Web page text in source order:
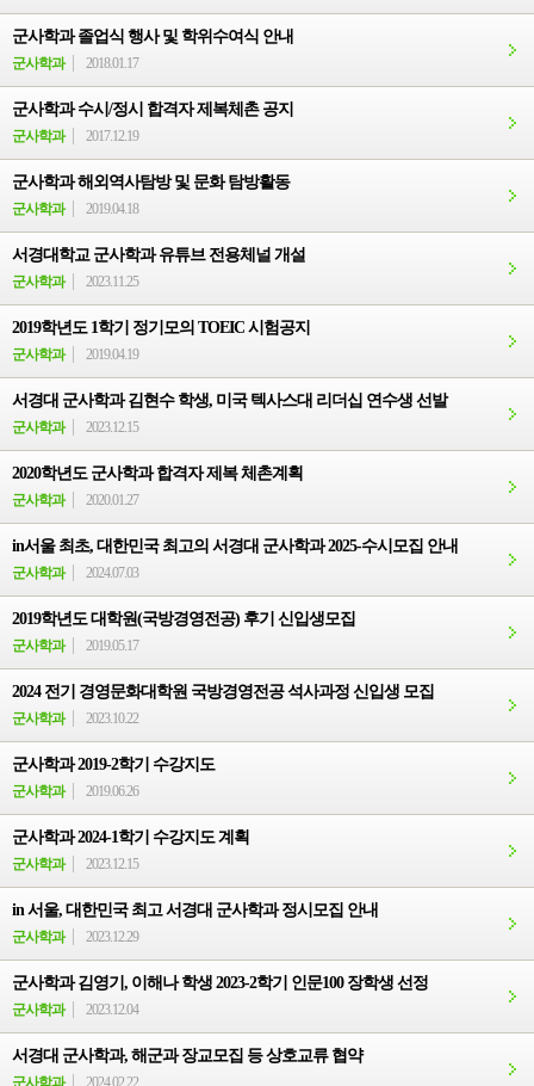
군사학과 졸업식 행사 및 학위수여식 안내
군사학과 2018.01.17
군사학과 수시/정시 합격자 제복체촌 공지
군사학과 2017.12.19
군사학과 해외역사탐방 및 문화 탐방활동
군사학과 2019.04.18
서경대학교 군사학과 유튜브 전용체널 개설
군사학과 2023.11.25
2019학년도 1학기 정기모의 TOEIC 시험공지
군사학과 2019.04.19
서경대 군사학과 김현수 학생, 미국 텍사스대 리더십 연수생 선발
군사학과 2023.12.15
2020학년도 군사학과 합격자 제복 체촌계획
군사학과 2020.01.27
in서울 최초, 대한민국 최고의 서경대 군사학과 2025-수시모집 안내
군사학과 2024.07.03
2019학년도 대학원(국방경영전공) 후기 신입생모집
군사학과 2019.05.17
2024 전기 경영문화대학원 국방경영전공 석사과정 신입생 모집
군사학과 2023.10.22
군사학과 2019-2학기 수강지도
군사학과 2019.06.26
군사학과 2024-1학기 수강지도 계획
군사학과 2023.12.15
in 서울, 대한민국 최고 서경대 군사학과 정시모집 안내
군사학과 2023.12.29
군사학과 김영기, 이해나 학생 2023-2학기 인문100 장학생 선정
군사학과 2023.12.04
서경대 군사학과, 해군과 장교모집 등 상호교류 협약
군사학과 2024.02.22